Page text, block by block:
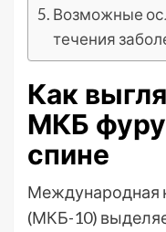
Возможные
течения
Как
МКБ
спине
Международная
(МКБ-10)